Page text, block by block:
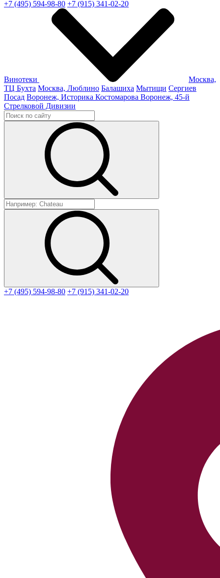
+7 (495) 594-98-80 +7 (915) 341-02-20
Винотеки
Москва,
ТЦ Бухта Москва, Люблино Балашиха Мытищи Сергиев
Посад Воронеж, Историка Костомарова Воронеж, 45-й
Стрелковой Дивизии
+7 (495) 594-98-80 +7 (915) 341-02-20